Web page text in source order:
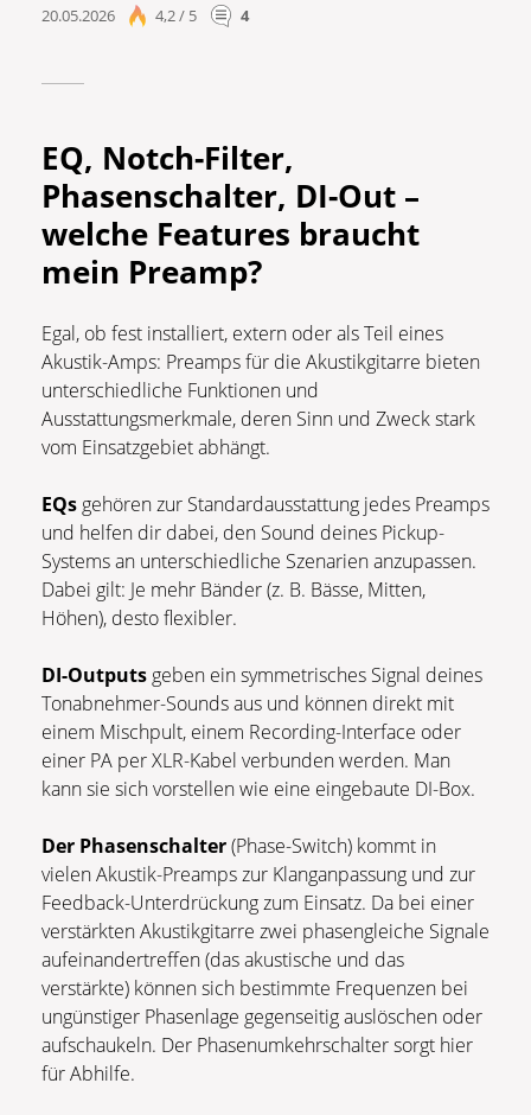
20.05.2026 4,2 / 5 4
EQ, Notch-Filter,
Phasenschalter, DI-Out –
welche Features braucht
mein Preamp?
Egal, ob fest installiert, extern oder als Teil eines
Akustik-Amps: Preamps für die Akustikgitarre bieten
unterschiedliche Funktionen und
Ausstattungsmerkmale, deren Sinn und Zweck stark
vom Einsatzgebiet abhängt.
EQs gehören zur Standardausstattung jedes Preamps
und helfen dir dabei, den Sound deines Pickup-
Systems an unterschiedliche Szenarien anzupassen.
Dabei gilt: Je mehr Bänder (z. B. Bässe, Mitten,
Höhen), desto flexibler.
DI-Outputs geben ein symmetrisches Signal deines
Tonabnehmer-Sounds aus und können direkt mit
einem Mischpult, einem Recording-Interface oder
einer PA per XLR-Kabel verbunden werden. Man
kann sie sich vorstellen wie eine eingebaute DI-Box.
Der Phasenschalter(Phase-Switch) kommt in
vielen Akustik-Preamps zur Klanganpassung und zur
Feedback-Unterdrückung zum Einsatz. Da bei einer
verstärkten Akustikgitarre zwei phasengleiche Signale
aufeinandertreffen (das akustische und das
verstärkte) können sich bestimmte Frequenzen bei
ungünstiger Phasenlage gegenseitig auslöschen oder
aufschaukeln. Der Phasenumkehrschalter sorgt hier
für Abhilfe.